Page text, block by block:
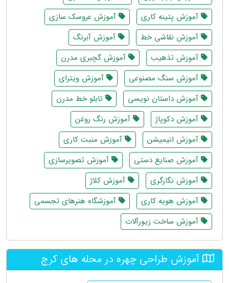
آموزش پتینه کاری
آموزش عروسک سازی
آموزش نقاشی خط
آموزش آبرنگ
آموزش تذهیب
آموزش گچبری مدرن
آموزش سنگ مصنوعی
آموزش ویترای
آموزش داستان نویسی
تابلو خط مدرن
آموزش دکوپاژ
آموزش رنگ روغن
آموزش انیمیشن
آموزش منبت کاری
آموزش صنایع دستی
آموزش تصویرسازی
آموزش نگارگری
آموزش کلاژ
آموزش هویه کاری
آموزشگاه هنرهای تجسمی
آموزش ساخت زیورآلات
آموزش طراحی چهره در محله های کرج